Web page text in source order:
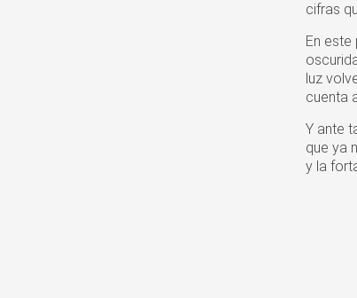
cifras
En
luz
cuenta
Y ante
que ya
y la